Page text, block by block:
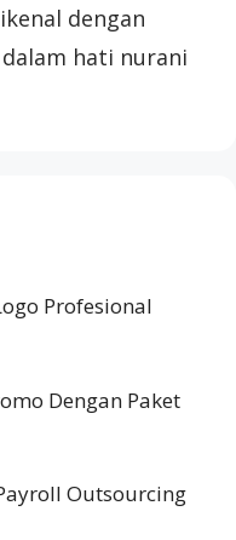
dengan
hati nurani
Profesional
Dengan Paket
Outsourcing